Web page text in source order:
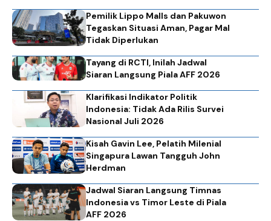
Pemilik Lippo Malls dan Pakuwon
Tegaskan Situasi Aman, Pagar Mal
Tidak Diperlukan
Tayang di RCTI, Inilah Jadwal
Siaran Langsung Piala AFF 2026
Klarifikasi Indikator Politik
Indonesia: Tidak Ada Rilis Survei
Nasional Juli 2026
Kisah Gavin Lee, Pelatih Milenial
Singapura Lawan Tangguh John
Herdman
Jadwal Siaran Langsung Timnas
Indonesia vs Timor Leste di Piala
AFF 2026